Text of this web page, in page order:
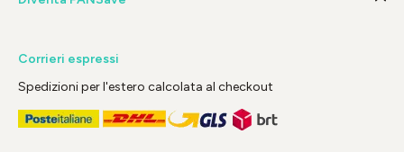
Corrieri espressi
Spedizioni per l'estero calcolata al checkout